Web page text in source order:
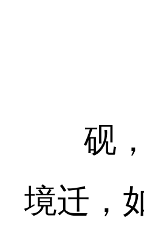
砚，
境迁，